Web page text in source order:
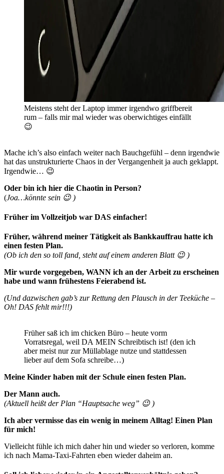
Meistens steht der Laptop immer irgendwo griffbereit
rum – falls mir mal wieder was oberwichtiges einfällt
😉
Mache ich’s also einfach weiter nach Bauchgefühl – denn irgendwie
hat das unstrukturierte Chaos in der Vergangenheit ja auch geklappt.
Irgendwie… 😉
Oder bin ich hier die Chaotin in Person?
(Joa…könnte sein 😉 )
Früher im Vollzeitjob war DAS einfacher!
Früher, während meiner Tätigkeit als Bankkauffrau hatte ich
einen festen Plan.
(Ob ich den so toll fand, steht auf einem anderen Blatt 😉 )
Mir wurde vorgegeben, WANN ich an der Arbeit zu erscheinen
habe und wann frühestens Feierabend ist.
(Und dazwischen gab’s zur Rettung den Plausch in der Teeküche –
Oh! DAS fehlt mir!!!)
Früher saß ich im chicken Büro – heute vorm
Vorratsregal, weil DA MEIN Schreibtisch ist! (den ich
aber meist nur zur Müllablage nutze und stattdessen
lieber auf dem Sofa schreibe…)
Meine Kinder haben mit der Schule einen festen Plan.
Der Mann auch.
(Aktuell heißt der Plan “Hauptsache weg” 😉 )
Ich aber vermisse das ein wenig in meinem Alltag! Einen Plan
für mich!
Vielleicht fühle ich mich daher hin und wieder so verloren, komme
ich nach Mama-Taxi-Fahrten eben wieder daheim an.